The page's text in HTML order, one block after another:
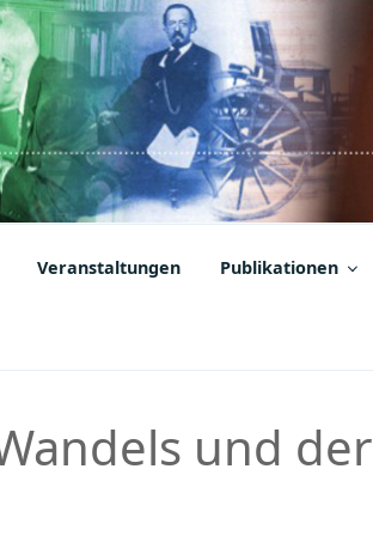
Veranstaltungen Publikationen
und der